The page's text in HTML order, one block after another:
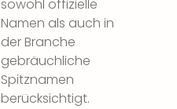
sowohl offizielle
Namen als auch in
der Branche
gebräuchliche
Spitznamen
berücksichtigt.